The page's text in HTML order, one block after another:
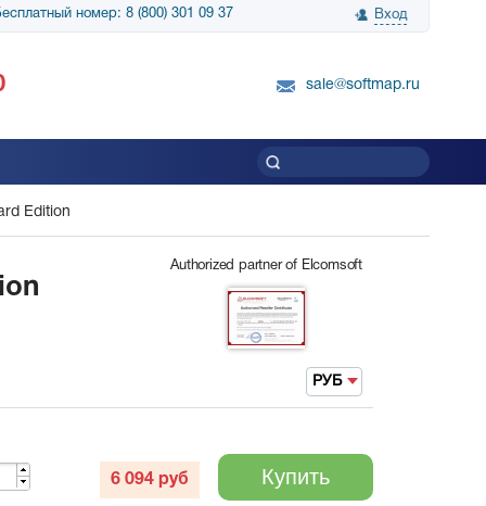
номер: 8 (800) 301 09 37 Вход
SnapGene...
благодарность SoftMap за помощь в
sale@softmap.ru
Edition
Authorized partner of Elcomsoft
РУБ
6 094 руб Купить